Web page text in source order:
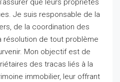
que leurs propriétés
Je suis responsable de la
de la coordination des
résolution de tout problème
Mon objectif est de
des tracas liés à la
immobilier, leur offrant